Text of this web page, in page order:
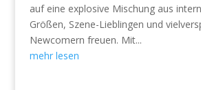
auf eine explosive Mischung aus
Größen, Szene-Lieblingen und
Newcomern freuen. Mit...
mehr lesen